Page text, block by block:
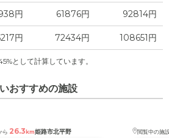
万円
円 61876円 92814円
円 72434円 108651円
として計算しています。
おすすめの施設
ら 26.3km姫路市北平野 閲覧中の施